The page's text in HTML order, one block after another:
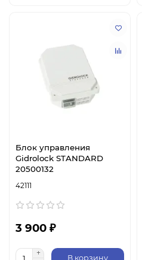
Блок управления
Gidrolock STANDARD
20500132
42111
3 900 ₽
В корзину